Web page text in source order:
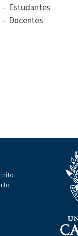
Estudantes
Docentes